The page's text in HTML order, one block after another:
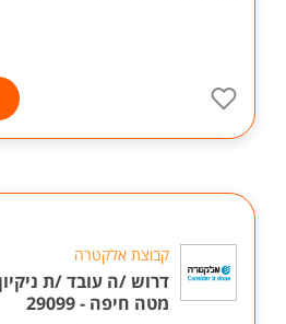
קבוצת אלקטרה
דרוש /ה עובד /ת
מטה חיפה - 29099